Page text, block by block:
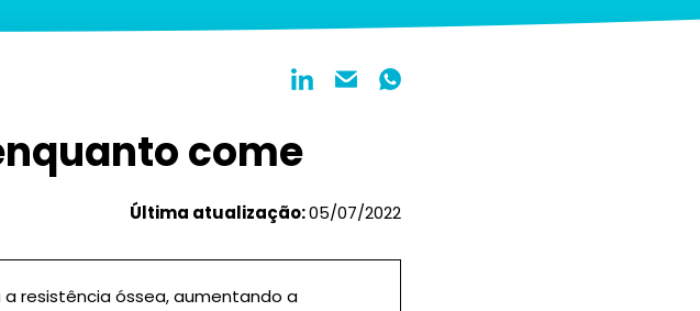
come
Última atualização:05/07/2022
resistência óssea, aumentando a